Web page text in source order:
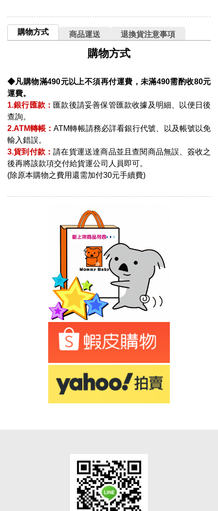
購物方式 商品運送 退換貨注意事項
購物方式
◆凡購物滿490元以上不須再付運費，未滿490需酌收80元
運費。
1.銀行匯款： 匯款後請妥善保管匯款收據及明細、以便日後
查詢。
2.ATM轉帳：ATM轉帳請務必詳看銀行代號、以及帳號以免
輸入錯誤。
3.貨到付款：請在貨運送達商品並且查閱商品無誤、簽收之
後再將該款項交付給貨運公司人員即可。
(除原本購物之費用還需加付30元手續費)